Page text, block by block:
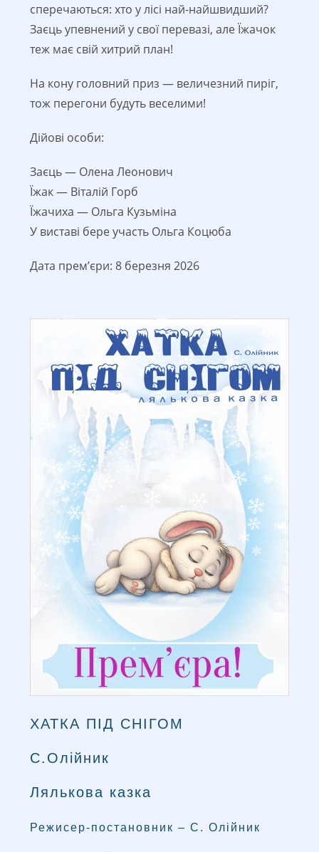
сперечаються: хто у лісі най-найшвидший?
Заєць упевнений у свої перевазі, але Їжачок
теж має свій хитрий план!
На кону головний приз — величезний пиріг,
тож перегони будуть веселими!
Дійові особи:
Заєць — Олена Леонович
Їжак — Віталій Горб
Їжачиха — Ольга Кузьміна
У виставі бере участь Ольга Коцюба
Дата премʼєри: 8 березня 2026
ХАТКА ПІД СНІГОМ
С.Олійник
Лялькова казка
Режисер-постановник – С. Олійник